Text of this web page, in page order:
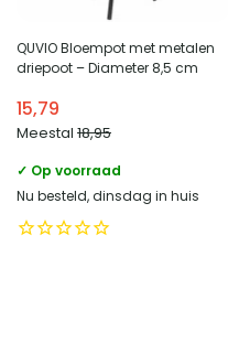
QUVIO Bloempot met metalen
driepoot – Diameter 8,5 cm
15,79
Meestal 18,95
✓ Op voorraad
Nu besteld, dinsdag in huis